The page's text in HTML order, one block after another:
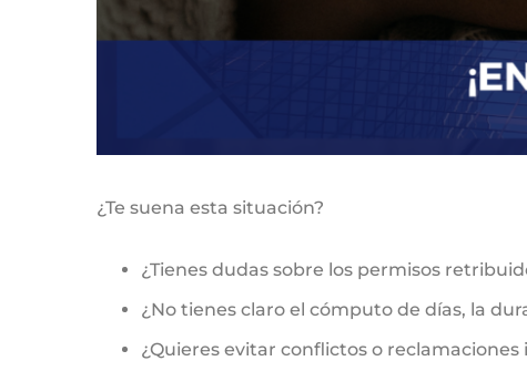
¿Te suena esta situación?
¿Tienes dudas sobre los permisos
¿No tienes claro el cómputo de días, la
¿Quieres evitar conflictos o reclamaciones